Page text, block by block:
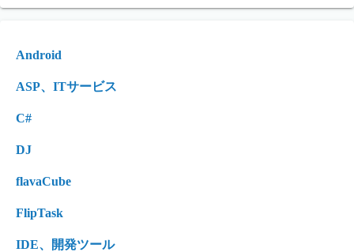
Android
ASP、ITサービス
C#
DJ
flavaCube
FlipTask
IDE、開発ツール